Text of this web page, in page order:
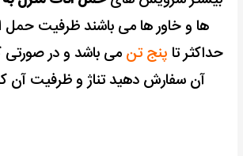
ها و خاور ها می باشند ظرفیت حمل
حداکثر تا پنج تن می باشد و در
آن سفارش دهید تناژ و ظرفیت آن